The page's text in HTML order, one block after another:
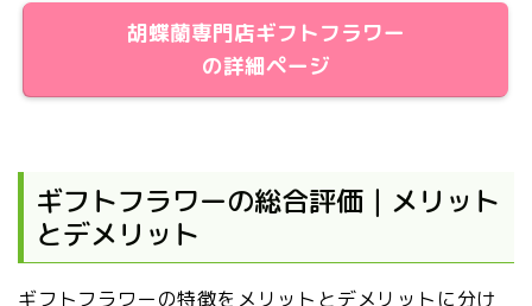
胡蝶蘭専門店ギフトフラワー
の詳細ページ
ギフトフラワーの総合評価｜メリット
とデメリット
ギフトフラワーの特徴をメリットとデメリットに分け